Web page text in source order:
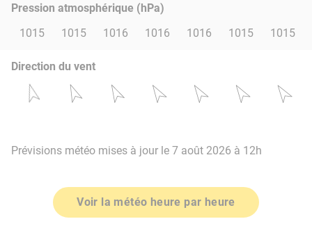
Pression atmosphérique (hPa)
1015
1015 1016 1016 1016 1015 1015
Direction du vent
Prévisions météo mises à jour le 7 août 2026 à 12h
Voir la météo heure par heure